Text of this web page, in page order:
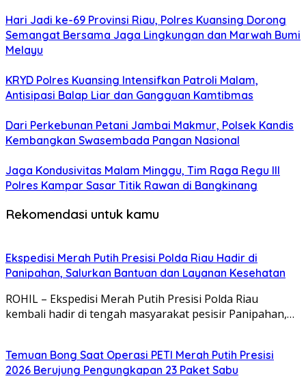
Hari Jadi ke-69 Provinsi Riau, Polres Kuansing Dorong
Semangat Bersama Jaga Lingkungan dan Marwah Bumi
Melayu
KRYD Polres Kuansing Intensifkan Patroli Malam,
Antisipasi Balap Liar dan Gangguan Kamtibmas
Dari Perkebunan Petani Jambai Makmur, Polsek Kandis
Kembangkan Swasembada Pangan Nasional
Jaga Kondusivitas Malam Minggu, Tim Raga Regu III
Polres Kampar Sasar Titik Rawan di Bangkinang
Rekomendasi untuk kamu
Ekspedisi Merah Putih Presisi Polda Riau Hadir di
Panipahan, Salurkan Bantuan dan Layanan Kesehatan
ROHIL – Ekspedisi Merah Putih Presisi Polda Riau
kembali hadir di tengah masyarakat pesisir Panipahan,…
Temuan Bong Saat Operasi PETI Merah Putih Presisi
2026 Berujung Pengungkapan 23 Paket Sabu